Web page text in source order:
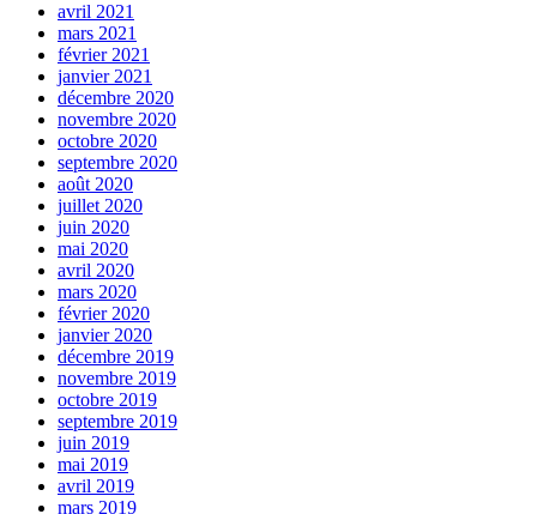
avril 2021
mars 2021
février 2021
janvier 2021
décembre 2020
novembre 2020
octobre 2020
septembre 2020
août 2020
juillet 2020
juin 2020
mai 2020
avril 2020
mars 2020
février 2020
janvier 2020
décembre 2019
novembre 2019
octobre 2019
septembre 2019
juin 2019
mai 2019
avril 2019
mars 2019